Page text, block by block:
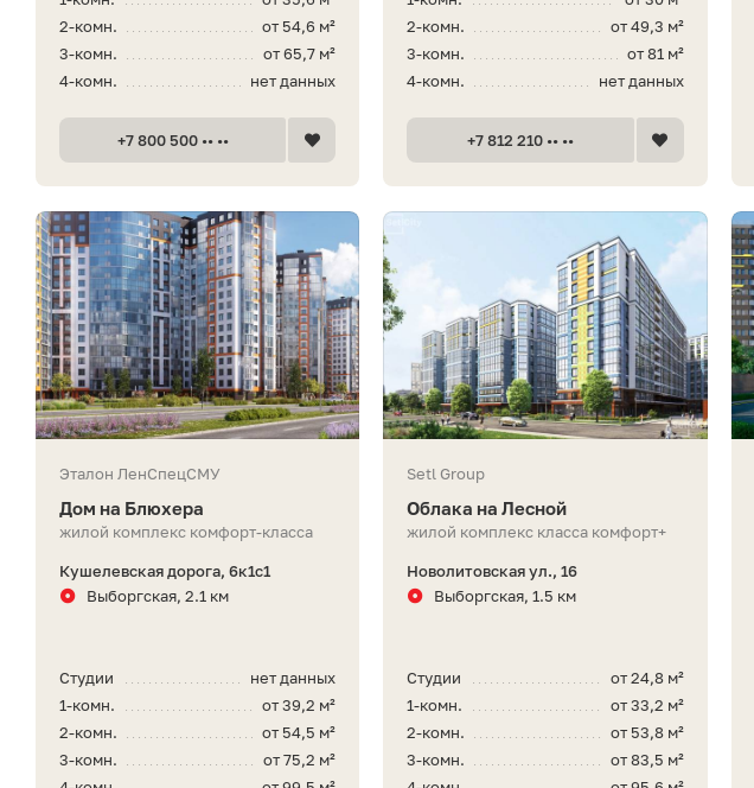
от 54,6 м²
2-комн.
от 65,7 м²
3-комн.
нет данных
4-комн.
+7 800 500 •• ••
от 49,3 м²
2-комн.
от 81 м²
3-комн.
нет данных
4-комн.
+7 812 210 •• ••
Эталон ЛенСпецСМУ
Дом на Блюхера
жилой комплекс комфорт-класса
Кушелевская дорога, 6к1с1
Выборгская, 2.1 км
нет данных
Студии
от 39,2 м²
1-комн.
от 54,5 м²
2-комн.
от 75,2 м²
3-комн.
Setl Group
Облака на Лесной
жилой комплекс класса комфорт+
Новолитовская ул., 16
Выборгская, 1.5 км
от 24,8 м²
Студии
от 33,2 м²
1-комн.
от 53,8 м²
2-комн.
от 83,5 м²
3-комн.